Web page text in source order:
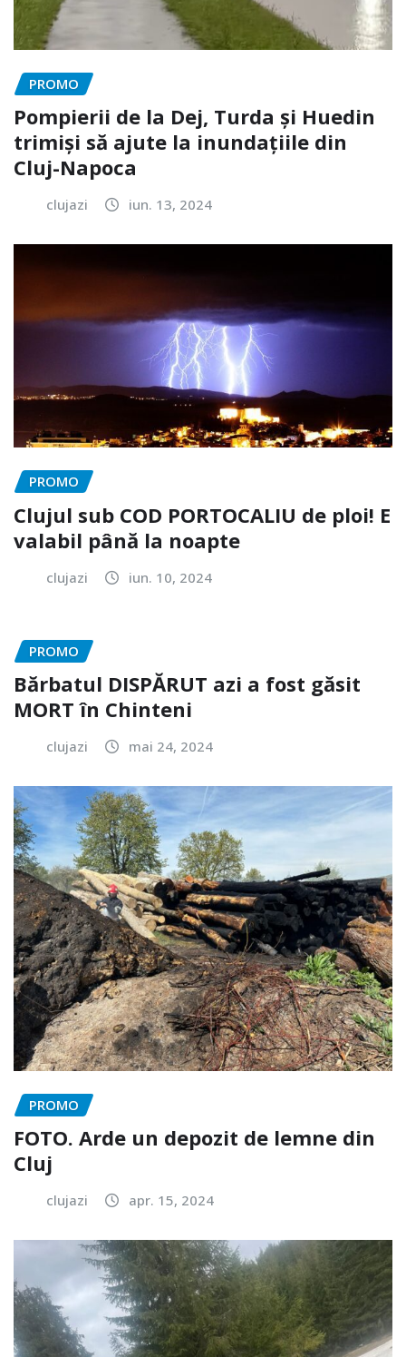
PROMO
Pompierii de la Dej, Turda și Huedin
trimiși să ajute la inundațiile din
Cluj-Napoca
clujazi iun. 13, 2024
PROMO
Clujul sub COD PORTOCALIU de ploi! E
valabil până la noapte
clujazi iun. 10, 2024
PROMO
Bărbatul DISPĂRUT azi a fost găsit
MORT în Chinteni
clujazi mai 24, 2024
PROMO
FOTO. Arde un depozit de lemne din
Cluj
clujazi apr. 15, 2024